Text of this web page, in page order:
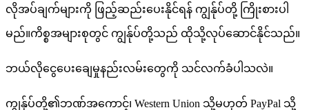
လိုအပ်ချက်များကို ဖြည့်ဆည်းပေးနိုင်ရန် ကျွန်ုပ်တို့ ကြိုးစားပါ
မည်။ကိစ္စအများစုတွင် ကျွန်ုပ်တို့သည် ထိုသို့လုပ်ဆောင်နိုင်သည်။
ဘယ်လိုငွေပေးချေမှုနည်းလမ်းတွေကို သင်လက်ခံပါသလဲ။
ကျွန်ုပ်တို့၏ဘဏ်အကောင့်၊ Western Union သို့မဟုတ် PayPal သို့